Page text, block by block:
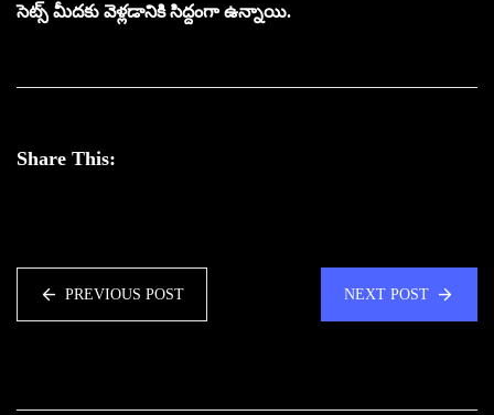
సెట్స్‌ మీదకు వెళ్లడానికి సిద్దంగా ఉన్నాయి.
Share This:
PREVIOUS POST NEXT POST